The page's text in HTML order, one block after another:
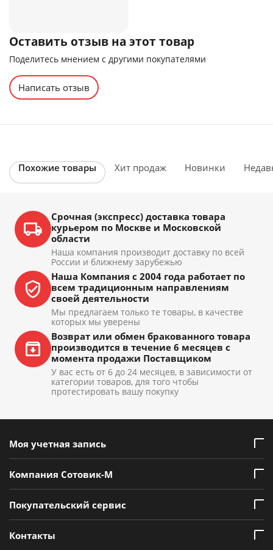
Оставить отзыв на этот товар
Поделитесь мнением с другими покупателями
Написать отзыв
Похожие товары Хит продаж Новинки
Срочная (экспресс) доставка товара
курьером по Москве и Московской
области
Наша компания производит доставку по всей
России и ближнему зарубежью
Наша Компания с 2004 года работает по
всем традиционным направлениям
своей деятельности
Мы предлагаем только те товары, в качестве
которых мы уверены
Возврат или обмен бракованного товара
производится в течение 6 месяцев с
момента продажи Поставщиком
У вас есть от 6 до 24 месяцев, в зависимости от
категории товаров, для того чтобы
протестировать вашу покупку
Моя учетная запись
Компания Сотовик-М
Покупательский сервис
Контакты